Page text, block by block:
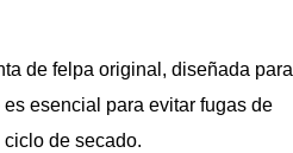
de felpa original, diseñada para
esencial para evitar fugas de
de secado.